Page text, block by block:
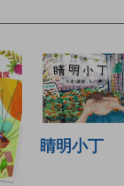
睛明小丁